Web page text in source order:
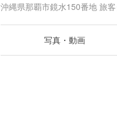
沖縄県那覇市鏡水150番地 旅
写真・動画